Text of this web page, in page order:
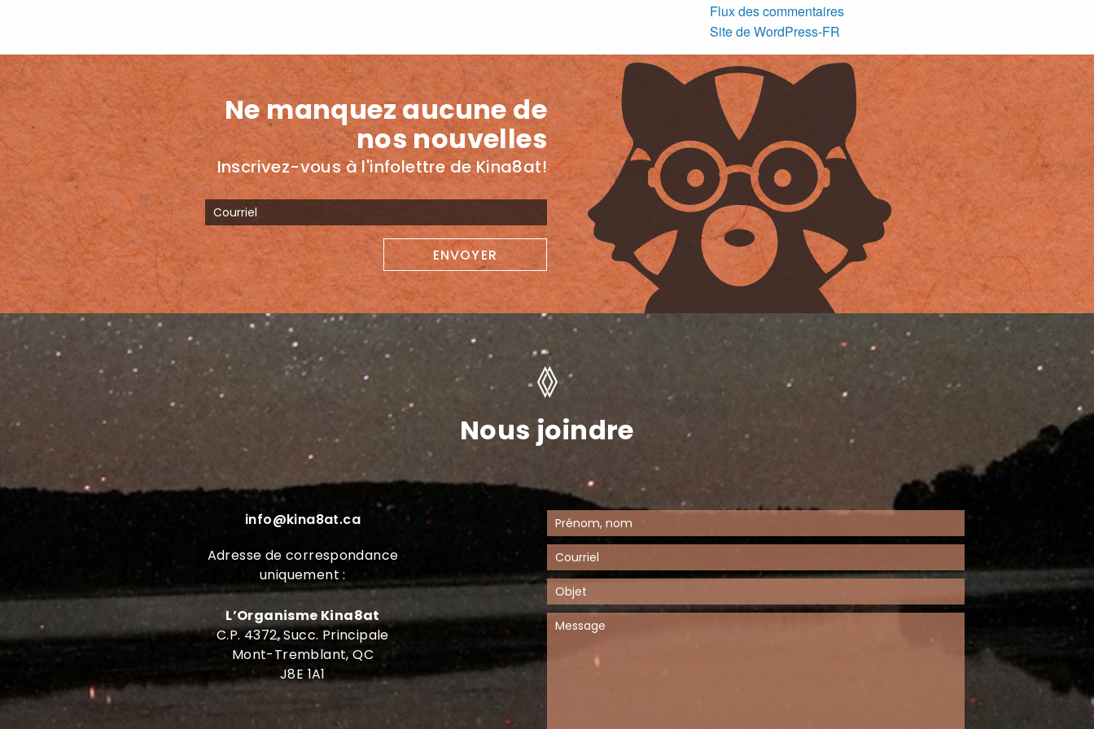
Flux des commentaires
Site de WordPress-FR
Ne manquez aucune de
nos nouvelles
Inscrivez-vous à l'infolettre de Kina8at!
Nous joindre
info@kina8at.ca
Adresse de correspondance
uniquement :
L’Organisme Kina8at
C.P. 4372, Succ. Principale
Mont-Tremblant, QC
J8E 1A1